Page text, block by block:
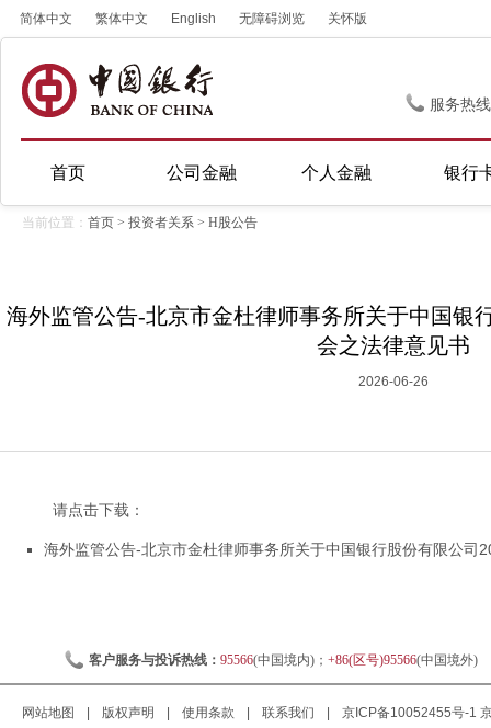
简体中文 繁体中文 English 无障碍浏览 关怀版
服务热
首页 公司金融 个人金融 银行
当前位置： 首页 > 投资者关系 > H股公告
海外监管公告-北京市金杜律师事务所关于中国银
会之法律意见书
2026-06-26
请点击下载：
海外监管公告-北京市金杜律师事务所关于中国银行股份有限公司
客户服务与投诉热线： 95566(中国境内)； +86(区号)95566(中国境外)
网站地图 版权声明 使用条款 联系我们 京ICP备10052455号-1